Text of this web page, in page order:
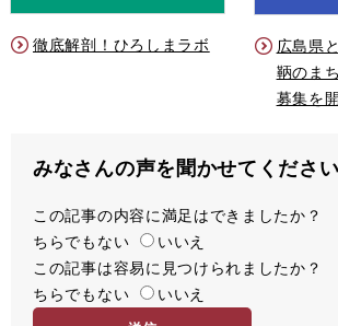
徹底解剖！ひろしまラボ
広島県
鞆のま
募集を
みなさんの声を聞かせてください
満
足
度
この記事の内容に満足はできましたか？
ちらでもない
いいえ
容
易
この記事は容易に見つけられましたか？
ちらでもない
いいえ